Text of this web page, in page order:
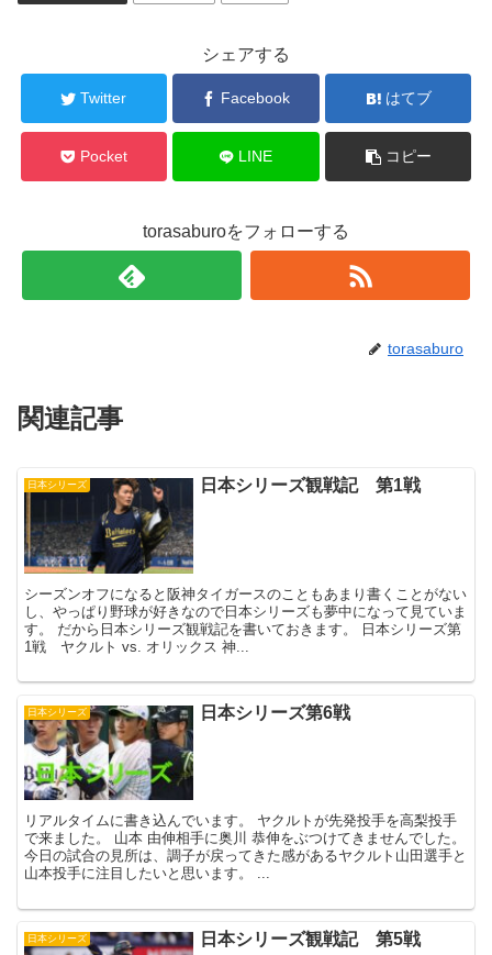
シェアする
Twitter Facebook はてブ
Pocket LINE コピー
torasaburoをフォローする
torasaburo
関連記事
日本シリーズ 日本シリーズ観戦記 第1戦
シーズンオフになると阪神タイガースのこともあまり書くことがない
し、やっぱり野球が好きなので日本シリーズも夢中になって見ていま
す。 だから日本シリーズ観戦記を書いておきます。 日本シリーズ第
1戦 ヤクルト vs. オリックス 神...
日本シリーズ 日本シリーズ第6戦
リアルタイムに書き込んでいます。 ヤクルトが先発投手を高梨投手
で来ました。 山本 由伸相手に奥川 恭伸をぶつけてきませんでした。
今日の試合の見所は、調子が戻ってきた感があるヤクルト山田選手と
山本投手に注目したいと思います。 ...
日本シリーズ 日本シリーズ観戦記 第5戦